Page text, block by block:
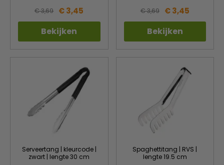
€ 3,69 € 3,45
Bekijken
€ 3,69 € 3,45
Bekijken
Serveertang | kleurcode |
zwart | lengte 30 cm
Spaghettitang | RVS |
lengte 19.5 cm